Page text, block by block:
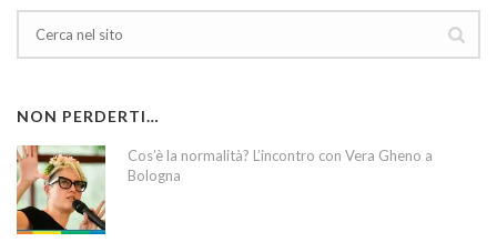
NON PERDERTI…
Cos’è la normalità? L’incontro con Vera Gheno a
Bologna